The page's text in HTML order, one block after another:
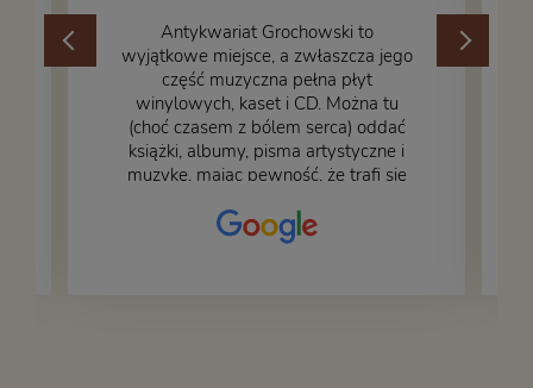
​Antykwariat Grochowski to
wyjątkowe miejsce, a zwłaszcza jego
część muzyczna pełna płyt
winylowych, kaset i CD. Można tu
(choć czasem z bólem serca) oddać
książki, albumy, pisma artystyczne i
muzykę, mając pewność, że trafi się
– nasze książki w trakcie
przepakowywania. Część oddaliśmy